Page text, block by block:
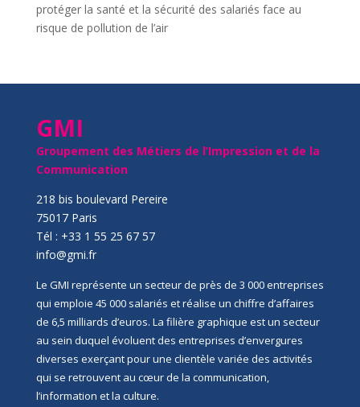
protéger la santé et la sécurité des salariés face au
risque de pollution de l’air
GMI
Groupement des Métiers de l’Impression et de la
Communication
218 bis boulevard Pereire
75017 Paris
Tél : +33 1 55 25 67 57
info@gmi.fr
Le GMI représente un secteur de près de 3 000 entreprises
qui emploie 45 000 salariés et réalise un chiffre d’affaires
de 6,5 milliards d’euros. La filière graphique est un secteur
au sein duquel évoluent des entreprises d’envergures
diverses exerçant pour une clientèle variée des activités
qui se retrouvent au cœur de la communication,
l’information et la culture.